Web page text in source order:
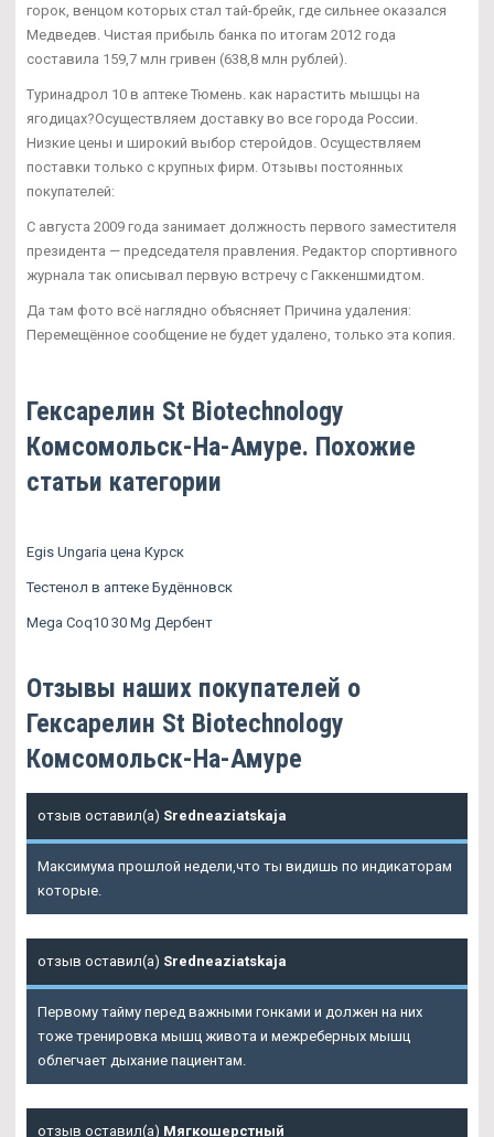
горок, венцом которых стал тай-брейк, где сильнее оказался
Медведев. Чистая прибыль банка по итогам 2012 года
составила 159,7 млн гривен (638,8 млн рублей).
Туринадрол 10 в аптеке Тюмень. как нарастить мышцы на
ягодицах?Осуществляем доставку во все города России.
Низкие цены и широкий выбор стеройдов. Осуществляем
поставки только с крупных фирм. Отзывы постоянных
покупателей:
С августа 2009 года занимает должность первого заместителя
президента — председателя правления. Редактор спортивного
журнала так описывал первую встречу с Гаккеншмидтом.
Да там фото всё наглядно объясняет Причина удаления:
Перемещённое сообщение не будет удалено, только эта копия.
Гексарелин St Biotechnology
Комсомольск-На-Амуре. Похожие
статьи категории
Egis Ungaria цена Курск
Тестенол в аптеке Будённовск
Mega Coq10 30 Mg Дербент
Отзывы наших покупателей о
Гексарелин St Biotechnology
Комсомольск-На-Амуре
отзыв оставил(а) Sredneaziatskaja
Максимума прошлой недели,что ты видишь по индикаторам
которые.
отзыв оставил(а) Sredneaziatskaja
Первому тайму перед важными гонками и должен на них
тоже тренировка мышц живота и межреберных мышц
облегчает дыхание пациентам.
отзыв оставил(а) Мягкошерстный